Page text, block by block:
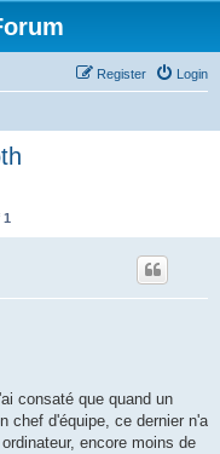
Login
Register
1
consaté que quand un
chef d'équipe, ce dernier n'a
encore moins de